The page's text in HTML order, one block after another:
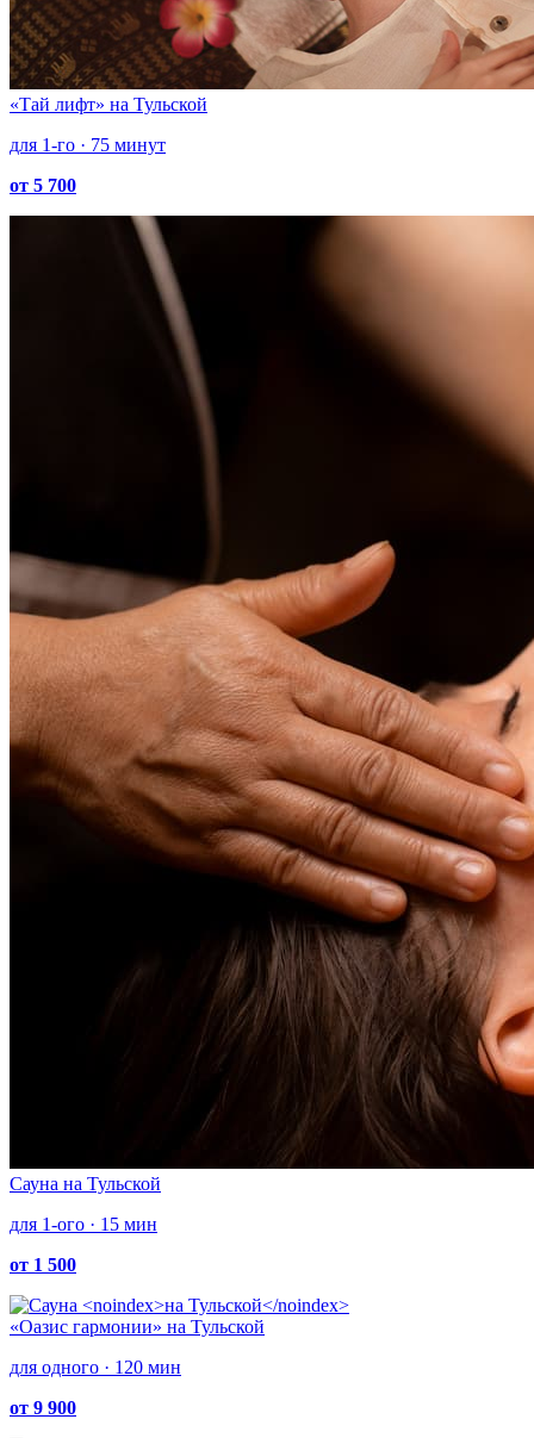
«Тай лифт» на Тульской
для 1-го · 75 минут
от 5 700
Сауна на Тульской
для 1-ого · 15 мин
от 1 500
«Оазис гармонии» на Тульской
для одного · 120 мин
от 9 900